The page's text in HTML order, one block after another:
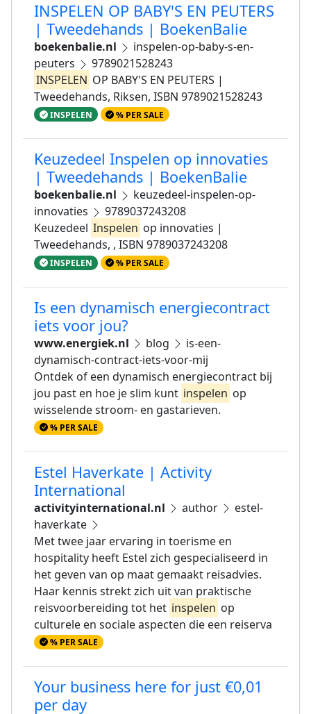
INSPELEN OP BABY'S EN PEUTERS
| Tweedehands | BoekenBalie
boekenbalie.nl
inspelen-op-baby-s-en-
peuters
9789021528243
INSPELEN OP BABY'S EN PEUTERS |
Tweedehands, Riksen, ISBN 9789021528243
INSPELEN % PER SALE
Keuzedeel Inspelen op innovaties
| Tweedehands | BoekenBalie
boekenbalie.nl
keuzedeel-inspelen-op-
innovaties
9789037243208
Keuzedeel Inspelen op innovaties |
Tweedehands, , ISBN 9789037243208
INSPELEN % PER SALE
Is een dynamisch energiecontract
iets voor jou?
www.energiek.nl blog
is-een-
dynamisch-contract-iets-voor-mij
Ontdek of een dynamisch energiecontract bij
jou past en hoe je slim kunt inspelen op
wisselende stroom- en gastarieven.
% PER SALE
Estel Haverkate | Activity
International
activityinternational.nl author
estel-
haverkate
Met twee jaar ervaring in toerisme en
hospitality heeft Estel zich gespecialiseerd in
het geven van op maat gemaakt reisadvies.
Haar kennis strekt zich uit van praktische
reisvoorbereiding tot het inspelen op
culturele en sociale aspecten die een reiserva
% PER SALE
Your business here for just €0,01
per day